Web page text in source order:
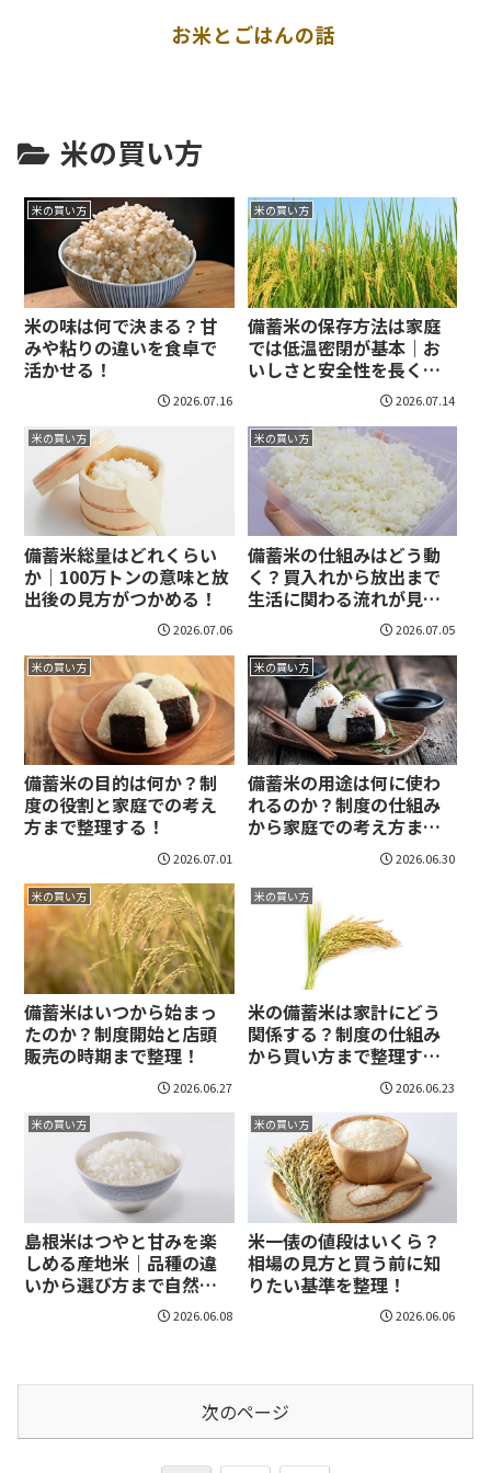
お米とごはんの話
米の買い方
米の買い方
米の味は何で決まる？甘
みや粘りの違いを食卓で
活かせる！
2026.07.16
米の買い方
備蓄米の保存方法は家庭
では低温密閉が基本｜お
いしさと安全性を長く保
2026.07.14
米の買い方
備蓄米総量はどれくらい
か｜100万トンの意味と放
出後の見方がつかめる！
2026.07.06
米の買い方
備蓄米の仕組みはどう動
く？買入れから放出まで
生活に関わる流れが見え
2026.07.05
米の買い方
備蓄米の目的は何か？制
度の役割と家庭での考え
方まで整理する！
2026.07.01
米の買い方
備蓄米の用途は何に使わ
れるのか？制度の仕組み
から家庭での考え方まで
2026.06.30
米の買い方
備蓄米はいつから始まっ
たのか？制度開始と店頭
販売の時期まで整理！
2026.06.27
米の買い方
米の備蓄米は家計にどう
関係する？制度の仕組み
から買い方まで整理す
2026.06.23
米の買い方
島根米はつやと甘みを楽
しめる産地米｜品種の違
いから選び方まで自然に
2026.06.08
米の買い方
米一俵の値段はいくら？
相場の見方と買う前に知
りたい基準を整理！
2026.06.06
次のページ